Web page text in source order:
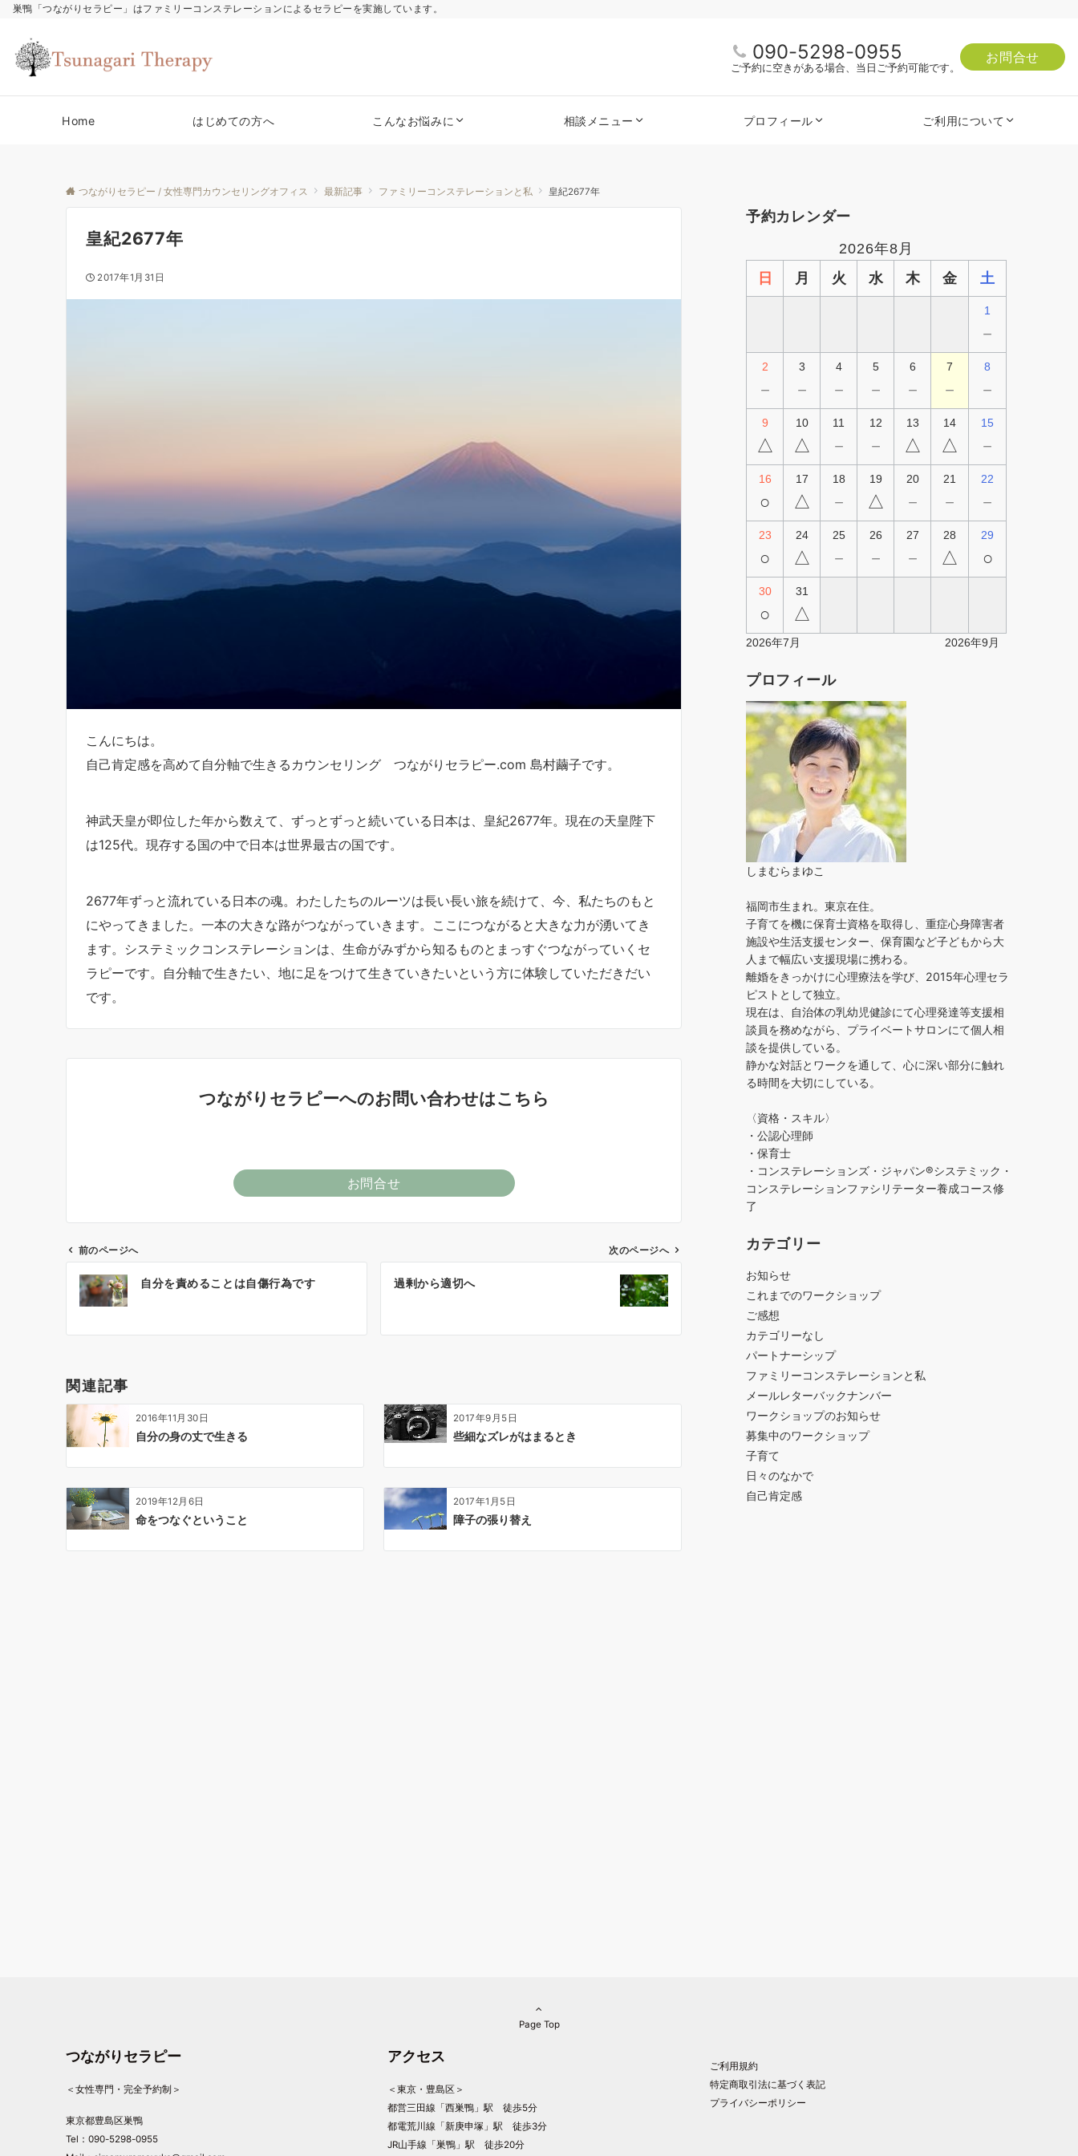
巣鴨「つながりセラピー」はファミリーコンステレーションによるセラピーを実施しています。
090-5298-0955
ご予約に空きがある場合、当日ご予約可能です。
お問合せ
Home はじめての方へ こんなお悩みに 相談メニュー プロフィール ご利用について
つながりセラピー / 女性専門カウンセリングオフィス 最新記事 ファミリーコンステレーションと私 皇紀2677年
皇紀2677年
2017年1月31日
こんにちは。
自己肯定感を高めて自分軸で生きるカウンセリング つながりセラピー.com 島村繭子です。
神武天皇が即位した年から数えて、ずっとずっと続いている日本は、皇紀2677年。現在の天皇陛下
は125代。現存する国の中で日本は世界最古の国です。
2677年ずっと流れている日本の魂。わたしたちのルーツは長い長い旅を続けて、今、私たちのもと
にやってきました。一本の大きな路がつながっていきます。ここにつながると大きな力が湧いてき
ます。システミックコンステレーションは、生命がみずから知るものとまっすぐつながっていくセ
ラピーです。自分軸で生きたい、地に足をつけて生きていきたいという方に体験していただきだい
です。
つながりセラピーへのお問い合わせはこちら
お問合せ
ビ
シ
ョ
ン
前のページへ
自分を責めることは自傷行為です
次のページへ
過剰から適切へ
関連記事
2016年11月30日
自分の身の丈で生きる
2017年9月5日
些細なズレがはまるとき
2019年12月6日
命をつなぐということ
2017年1月5日
障子の張り替え
予約カレンダー
2026年8月
日
月 火 水 木 金 土
1
－
2
－
3
－
4
－
5
－
6
－
7
－
8
－
9
△
10
△
11
－
12
－
13
△
14
△
15
－
16
○
17
△
18
－
19
△
20
－
21
－
22
－
23
○
24
△
25
－
26
－
27
－
28
△
29
○
30
○
31
△
2026年7月 2026年9月
プロフィール
しまむらまゆこ
福岡市生まれ。東京在住。
子育てを機に保育士資格を取得し、重症心身障害者
施設や生活支援センター、保育園など子どもから大
人まで幅広い支援現場に携わる。
離婚をきっかけに心理療法を学び、2015年心理セラ
ピストとして独立。
現在は、自治体の乳幼児健診にて心理発達等支援相
談員を務めながら、プライベートサロンにて個人相
談を提供している。
静かな対話とワークを通して、心に深い部分に触れ
る時間を大切にしている。
〈資格・スキル〉
・公認心理師
・保育士
・コンステレーションズ・ジャパン®︎システミック・
コンステレーションファシリテーター養成コース修
了
カテゴリー
お知らせ
これまでのワークショップ
ご感想
カテゴリーなし
パートナーシップ
ファミリーコンステレーションと私
メールレターバックナンバー
ワークショップのお知らせ
募集中のワークショップ
子育て
日々のなかで
自己肯定感
Page Top
つながりセラピー
＜女性専門・完全予約制＞
東京都豊島区巣鴨
Tel：090-5298-0955
アクセス
＜東京・豊島区＞
都営三田線「西巣鴨」駅 徒歩5分
都電荒川線「新庚申塚」駅 徒歩3分
JR山手線「巣鴨」駅 徒歩20分
ご利用規約
特定商取引法に基づく表記
プライバシーポリシー